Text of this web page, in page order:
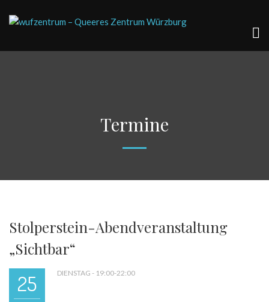
Termine
Stolperstein-Abendveranstaltung
„Sichtbar“
25 DIENSTAG - 19:00-22:00